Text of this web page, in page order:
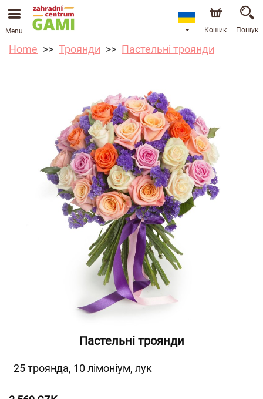
Menu Кошик Пошук
Home Троянди Пастельні троянди
Пастельні троянди
25 троянда, 10 лімоніум, лук